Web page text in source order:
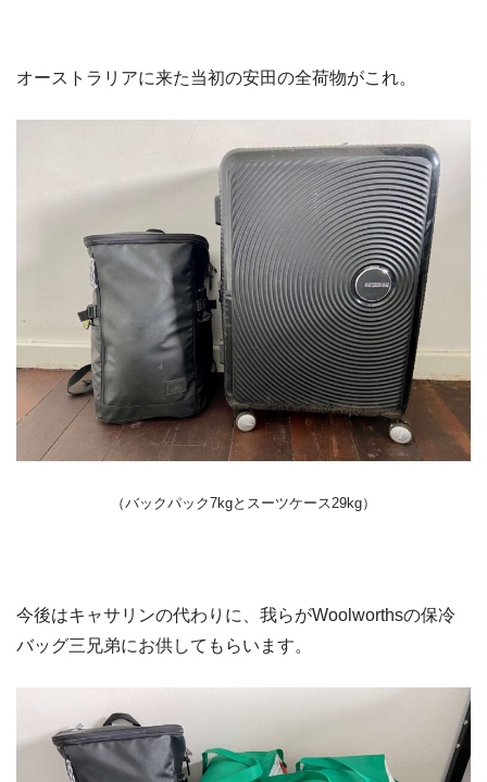
オーストラリアに来た当初の安田の全荷物がこれ。
（バックパック7kgとスーツケース29kg）
今後はキャサリンの代わりに、我らがWoolworthsの保冷
バッグ三兄弟にお供してもらいます。